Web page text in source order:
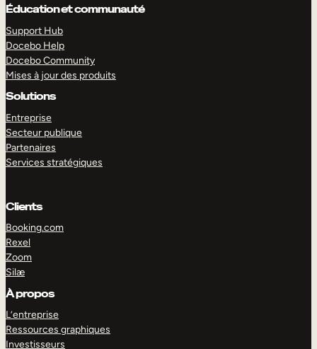
Éducation et communauté
Support Hub
Docebo Help
Docebo Community
Mises à jour des produits
Solutions
Entreprise
Secteur publique
Partenaires
Services stratégiques
Clients
Booking.com
Rexel
Zoom
Silæ
À propos
L’entreprise
Ressources graphiques
Investisseurs